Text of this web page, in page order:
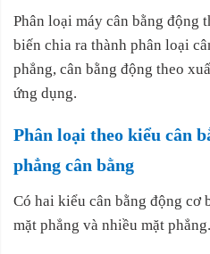
Phân loại máy cân bằng động
biến chia ra thành phân loại
phẳng, cân bằng động theo
ứng dụng.
Phân loại theo kiểu cân
phẳng cân bằng
Có hai kiểu cân bằng động cơ
mặt phẳng và nhiều mặt phẳng.